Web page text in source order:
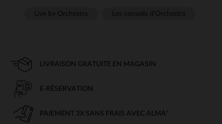
LIVRAISON GRATUITE EN MAGASIN
E-RÉSERVATION
PAIEMENT 3X SANS FRAIS AVEC ALMA*